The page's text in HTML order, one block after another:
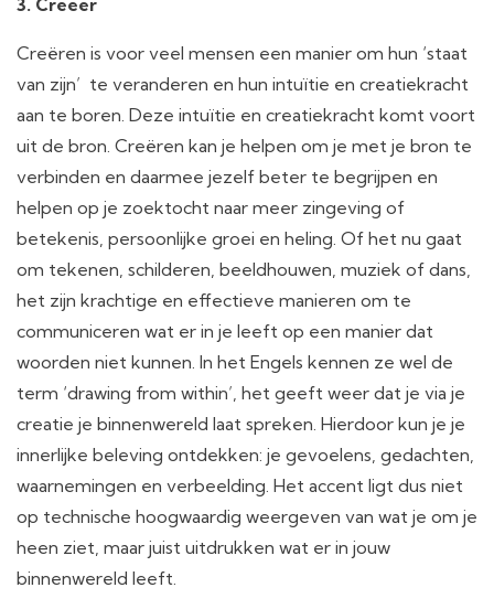
Creëren is voor veel mensen een manier om hun ‘staat
van zijn’ te veranderen en hun intuïtie en creatiekracht
aan te boren. Deze intuïtie en creatiekracht komt voort
uit de bron. Creëren kan je helpen om je met je bron te
verbinden en daarmee jezelf beter te begrijpen en
helpen op je zoektocht naar meer zingeving of
betekenis, persoonlijke groei en heling. Of het nu gaat
om tekenen, schilderen, beeldhouwen, muziek of dans,
het zijn krachtige en effectieve manieren om te
communiceren wat er in je leeft op een manier dat
woorden niet kunnen. In het Engels kennen ze wel de
term ‘drawing from within’, het geeft weer dat je via je
creatie je binnenwereld laat spreken. Hierdoor kun je je
innerlijke beleving ontdekken: je gevoelens, gedachten,
waarnemingen en verbeelding. Het accent ligt dus niet
op technische hoogwaardig weergeven van wat je om je
heen ziet, maar juist uitdrukken wat er in jouw
binnenwereld leeft.